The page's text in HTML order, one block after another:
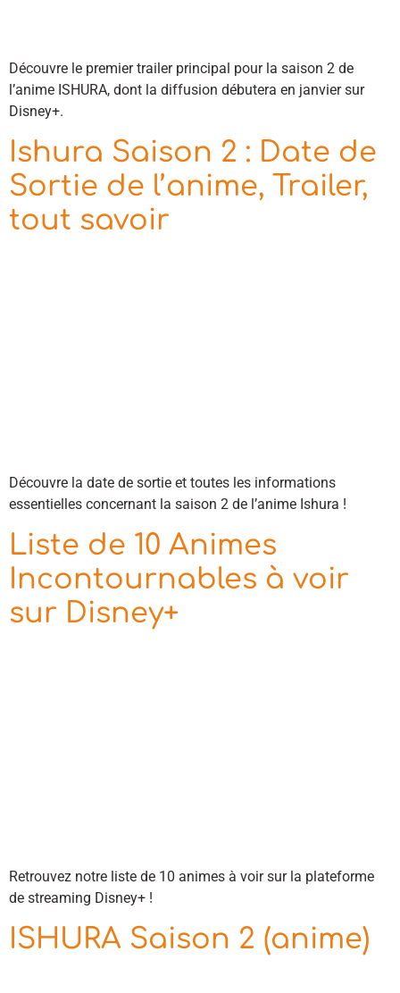
Découvre le premier trailer principal pour la saison 2 de
l’anime ISHURA, dont la diffusion débutera en janvier sur
Disney+.
Ishura Saison 2 : Date de
Sortie de l’anime, Trailer,
tout savoir
Découvre la date de sortie et toutes les informations
essentielles concernant la saison 2 de l’anime Ishura !
Liste de 10 Animes
Incontournables à voir
sur Disney+
Retrouvez notre liste de 10 animes à voir sur la plateforme
de streaming Disney+ !
ISHURA Saison 2 (anime)